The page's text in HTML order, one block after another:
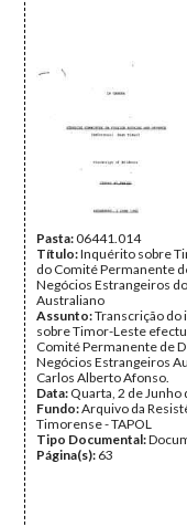
Pasta:06441.014
Título:Inquérito sobre
do Comité Permanente
Negócios Estrangeiros
Australiano
Assunto:Transcrição
sobre Timor-Leste
Comité Permanente de
Negócios Estrangeiros
Carlos Alberto Afonso.
Data: Quarta, 2 de Junho
Fundo:Arquivo da
Timorense - TAPOL
Tipo Documental:
Página(s): 63